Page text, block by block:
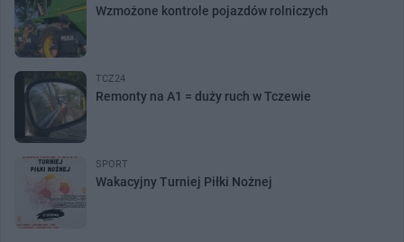
Wzmożone kontrole pojazdów rolniczych
TCZ24
Remonty na A1 = duży ruch w Tczewie
SPORT
Wakacyjny Turniej Piłki Nożnej